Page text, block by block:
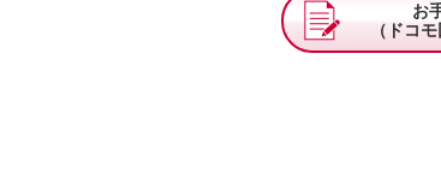
お
（ドコ